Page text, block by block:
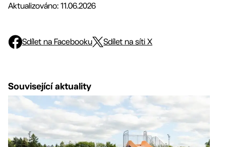
Aktualizováno: 11.06.2026
Sdílet na Facebooku Sdílet na síti X
Související aktuality